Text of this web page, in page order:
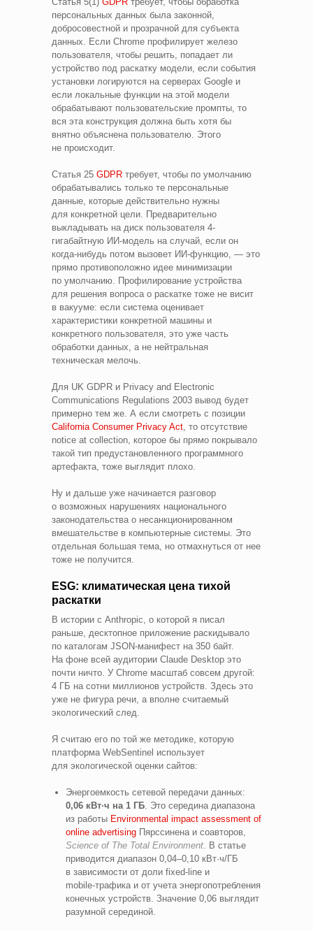
персональных данных была законной,
добросовестной и прозрачной для субъекта
данных. Если Chrome профилирует железо
пользователя, чтобы решить, попадает ли
устройство под раскатку модели, если события
установки логируются на серверах Google и
если локальные функции на этой модели
обрабатывают пользовательские промпты, то
вся эта конструкция должна быть хотя бы
внятно объяснена пользователю. Этого
не происходит.
Статья 25 GDPR требует, чтобы по умолчанию
обрабатывались только те персональные
данные, которые действительно нужны
для конкретной цели. Предварительно
выкладывать на диск пользователя 4-
гигабайтную ИИ‑модель на случай, если он
когда‑нибудь потом вызовет ИИ‑функцию, — это
прямо противоположно идее минимизации
по умолчанию. Профилирование устройства
для решения вопроса о раскатке тоже не висит
в вакууме: если система оценивает
характеристики конкретной машины и
конкретного пользователя, это уже часть
обработки данных, а не нейтральная
техническая мелочь.
Для UK GDPR и Privacy and Electronic
Communications Regulations 2003 вывод будет
примерно тем же. А если смотреть с позиции
California Consumer Privacy Act , то отсутствие
notice at collection, которое бы прямо покрывало
такой тип предустановленного программного
артефакта, тоже выглядит плохо.
Ну и дальше уже начинается разговор
о возможных нарушениях национального
законодательства о несанкционированном
вмешательстве в компьютерные системы. Это
отдельная большая тема, но отмахнуться от нее
тоже не получится.
ESG: климатическая цена тихой
раскатки
В истории с Anthropic, о которой я писал
раньше, десктопное приложение раскидывало
по каталогам JSON‑манифест на 350 байт.
На фоне всей аудитории Claude Desktop это
почти ничто. У Chrome масштаб совсем другой:
4 ГБ на сотни миллионов устройств. Здесь это
уже не фигура речи, а вполне считаемый
экологический след.
Я считаю его по той же методике, которую
платформа WebSentinel использует
для экологической оценки сайтов:
Энергоемкость сетевой передачи данных:
0,06 кВт·ч на 1 ГБ . Это середина диапазона
из работы Environmental impact assessment of
online advertising Пярссинена и соавторов,
Science of The Total Environment . В статье
приводится диапазон 0,04–0,10 кВт·ч/ГБ
в зависимости от доли fixed‑line и
mobile‑трафика и от учета энергопотребления
конечных устройств. Значение 0,06 выглядит
разумной серединой.